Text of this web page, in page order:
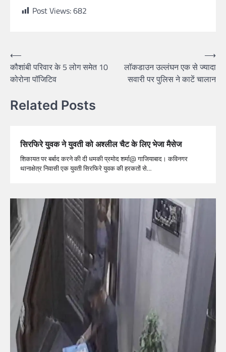
Post Views:682
⟵
कौशांबी परिवार के 5 लोग समेत 10
कोरोना पॉजिटिव
लॉकडाउन उल्लंघन एक से ज्यादा
सवारी पर पुलिस ने काटें चालान
⟶
Related Posts
सिरफिरे युवक ने युवती को अश्लील चैट के लिए भेजा मैसेज
शिकायत पर बर्बाद करने की दी धमकी प्रमोद शर्मा@ गाजियाबाद। कविनगर
थानाक्षेत्र निवासी एक युवती सिरफिरे युवक की हरकतों से…